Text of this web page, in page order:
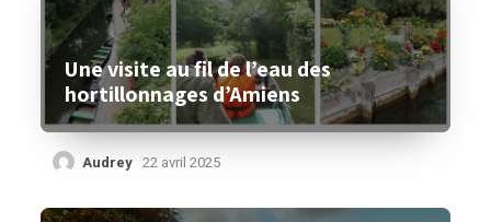
Une visite au fil de l’eau des
hortillonnages d’Amiens
Audrey 22 avril 2025